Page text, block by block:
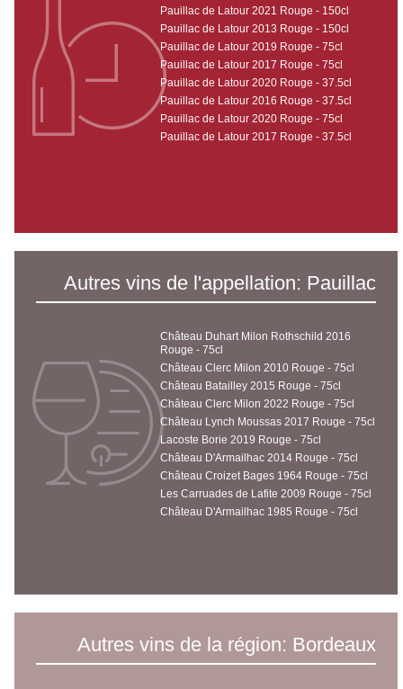
Pauillac de Latour 2021 Rouge - 150cl
Pauillac de Latour 2013 Rouge - 150cl
Pauillac de Latour 2019 Rouge - 75cl
Pauillac de Latour 2017 Rouge - 75cl
Pauillac de Latour 2020 Rouge - 37.5cl
Pauillac de Latour 2016 Rouge - 37.5cl
Pauillac de Latour 2020 Rouge - 75cl
Pauillac de Latour 2017 Rouge - 37.5cl
Autres vins de l'appellation: Pauillac
Château Duhart Milon Rothschild 2016
Rouge - 75cl
Château Clerc Milon 2010 Rouge - 75cl
Château Batailley 2015 Rouge - 75cl
Château Clerc Milon 2022 Rouge - 75cl
Château Lynch Moussas 2017 Rouge - 75cl
Lacoste Borie 2019 Rouge - 75cl
Château D'Armailhac 2014 Rouge - 75cl
Château Croizet Bages 1964 Rouge - 75cl
Les Carruades de Lafite 2009 Rouge - 75cl
Château D'Armailhac 1985 Rouge - 75cl
Autres vins de la région: Bordeaux